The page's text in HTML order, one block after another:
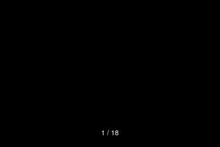
1 / 18